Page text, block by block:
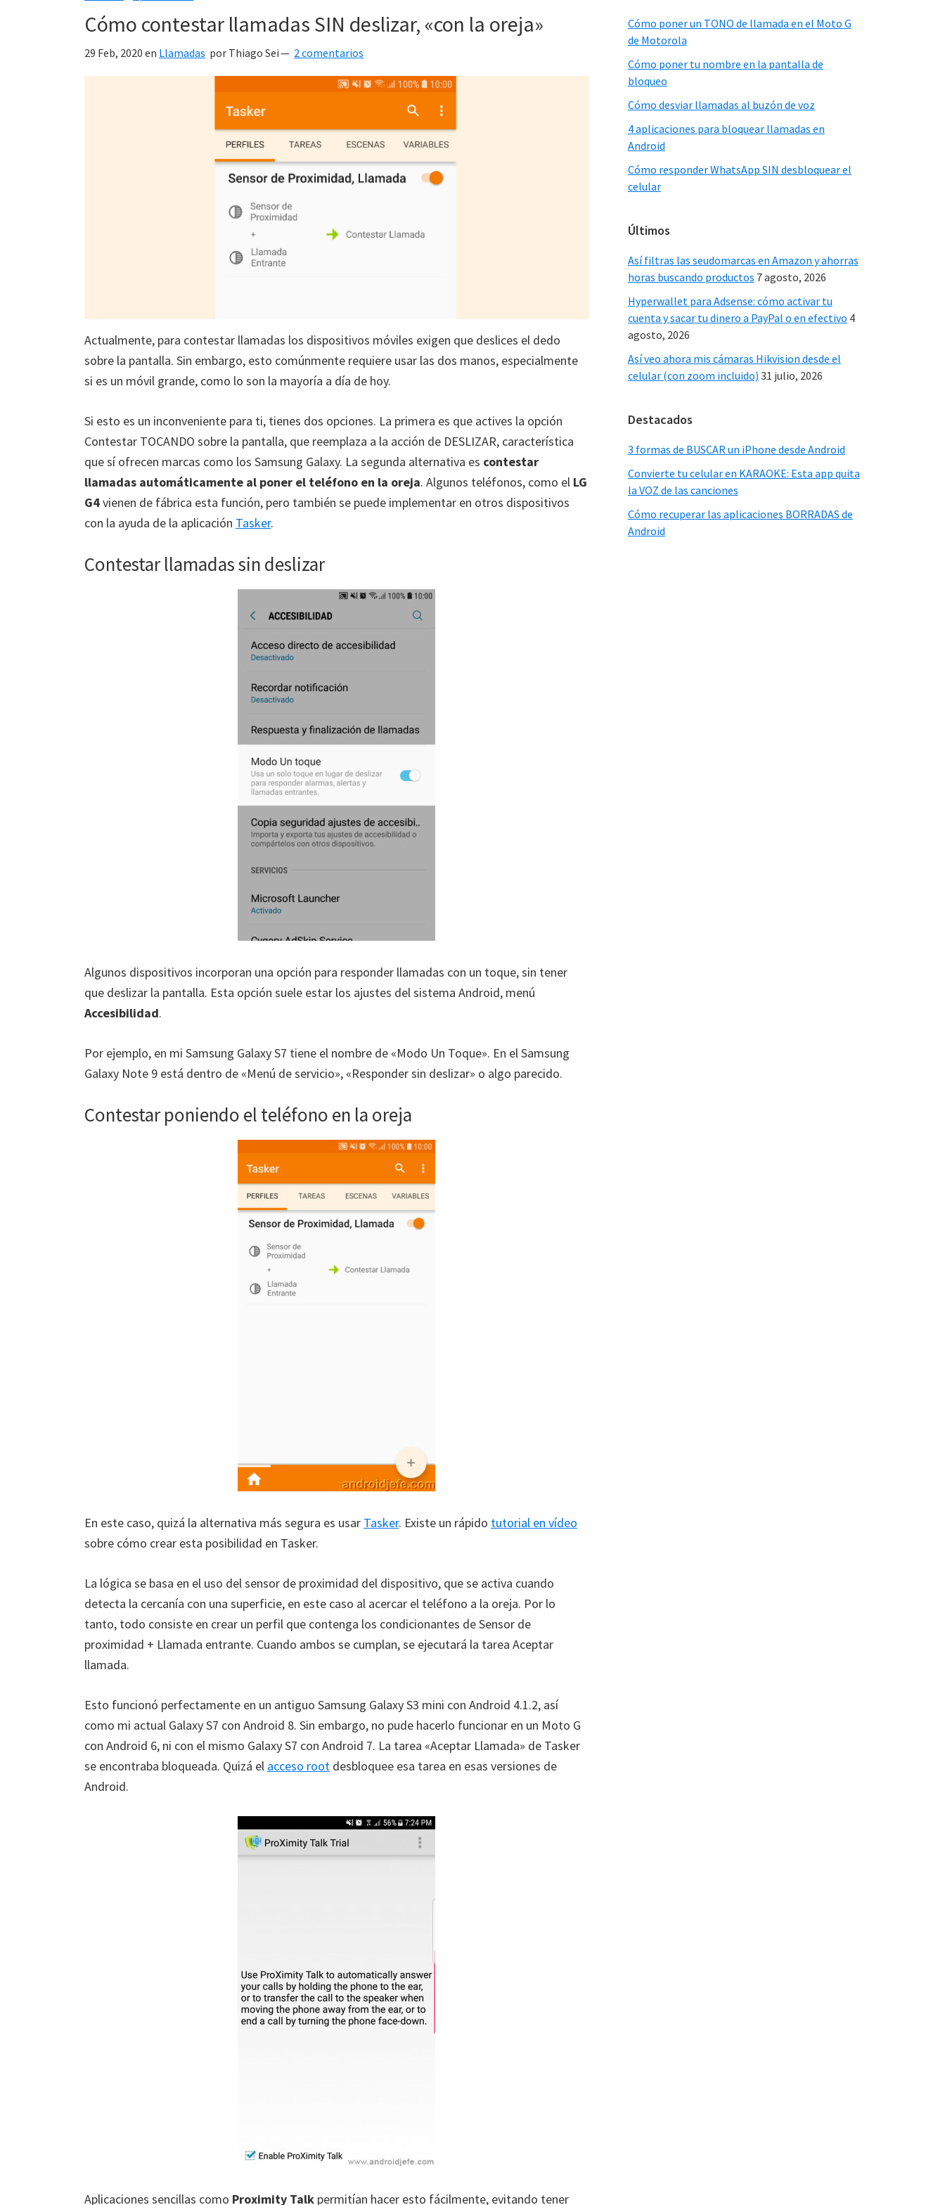
Cómo contestar llamadas SIN deslizar, «con la oreja»
29 Feb, 2020 en Llamadas por Thiago Sei 2 comentarios
Actualmente, para contestar llamadas los dispositivos móviles exigen que deslices el dedo
sobre la pantalla. Sin embargo, esto comúnmente requiere usar las dos manos, especialmente
si es un móvil grande, como lo son la mayoría a día de hoy.
Si esto es un inconveniente para ti, tienes dos opciones. La primera es que actives la opción
Contestar TOCANDO sobre la pantalla, que reemplaza a la acción de DESLIZAR, característica
que sí ofrecen marcas como los Samsung Galaxy. La segunda alternativa es contestar
llamadas automáticamente al poner el teléfono en la oreja. Algunos teléfonos, como el LG
G4vienen de fábrica esta función, pero también se puede implementar en otros dispositivos
con la ayuda de la aplicación Tasker.
Contestar llamadas sin deslizar
Algunos dispositivos incorporan una opción para responder llamadas con un toque, sin tener
que deslizar la pantalla. Esta opción suele estar los ajustes del sistema Android, menú
Accesibilidad.
Por ejemplo, en mi Samsung Galaxy S7 tiene el nombre de «Modo Un Toque». En el Samsung
Galaxy Note 9 está dentro de «Menú de servicio», «Responder sin deslizar» o algo parecido.
Contestar poniendo el teléfono en la oreja
En este caso, quizá la alternativa más segura es usar Tasker. Existe un rápido tutorial en vídeo
sobre cómo crear esta posibilidad en Tasker.
La lógica se basa en el uso del sensor de proximidad del dispositivo, que se activa cuando
detecta la cercanía con una superficie, en este caso al acercar el teléfono a la oreja. Por lo
tanto, todo consiste en crear un perfil que contenga los condicionantes de Sensor de
proximidad + Llamada entrante. Cuando ambos se cumplan, se ejecutará la tarea Aceptar
llamada.
Esto funcionó perfectamente en un antiguo Samsung Galaxy S3 mini con Android 4.1.2, así
como mi actual Galaxy S7 con Android 8. Sin embargo, no pude hacerlo funcionar en un Moto G
con Android 6, ni con el mismo Galaxy S7 con Android 7. La tarea «Aceptar Llamada» de Tasker
se encontraba bloqueada. Quizá el acceso root desbloquee esa tarea en esas versiones de
Android.
Aplicaciones sencillas como Proximity Talk permitían hacer esto fácilmente, evitando tener
Sidebar
Cómo poner un TONO de llamada en el Moto G
de Motorola
Cómo poner tu nombre en la pantalla de
bloqueo
Cómo desviar llamadas al buzón de voz
4 aplicaciones para bloquear llamadas en
Android
Cómo responder WhatsApp SIN desbloquear el
celular
Últimos
Así filtras las seudomarcas en Amazon y ahorras
horas buscando productos 7 agosto, 2026
Hyperwallet para Adsense: cómo activar tu
cuenta y sacar tu dinero a PayPal o en efectivo 4
agosto, 2026
Así veo ahora mis cámaras Hikvision desde el
celular (con zoom incluido) 31 julio, 2026
Destacados
3 formas de BUSCAR un iPhone desde Android
Convierte tu celular en KARAOKE: Esta app quita
la VOZ de las canciones
Cómo recuperar las aplicaciones BORRADAS de
Android